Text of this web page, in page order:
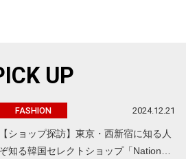
UP
FASHION 2024.12.21
【ショップ探訪】東京・西新宿に知る人
ぞ知る韓国セレクトショップ「Nation…